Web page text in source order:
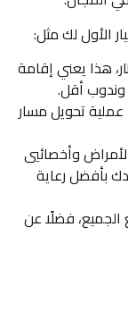
الأول لك مثل:
هذا يعني إقامة
أقل.
تحويل مسار
وأخصائيي
بأفضل رعاية
الجميع، فضلًا عن